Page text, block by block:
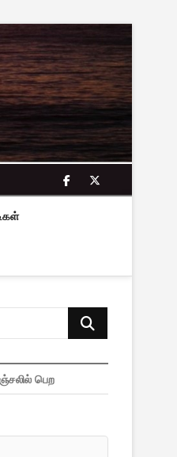
facebook
twitter
Search
பெற